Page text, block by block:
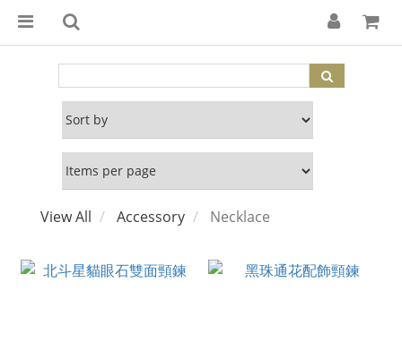
View All Accessory Necklace